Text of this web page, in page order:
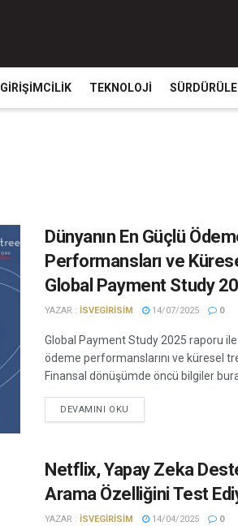
GIRIŞIMCILIK TEKNOLOJI
Dünyanın En Güçlü
Performansları ve
Global Payment Study
YAZAR : ISVEGIRISIM 14/07/2025 0
Global Payment Study 2025 raporu ile
ödeme performanslarını ve küresel
Finansal dönüşümde öncü bilgiler
DEVAMINI OKU
Netflix, Yapay Zeka
Arama Özelliğini Test
YAZAR : ISVEGIRISIM 14/04/2025 0